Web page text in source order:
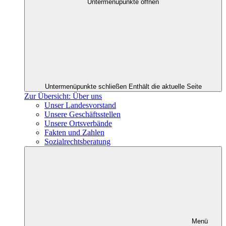
Untermenüpunkte öffnen
Untermenüpunkte schließen Enthält die aktuelle Seite
Zur Übersicht: Über uns
Unser Landesvorstand
Unsere Geschäftsstellen
Unsere Ortsverbände
Fakten und Zahlen
Sozialrechtsberatung
Menü